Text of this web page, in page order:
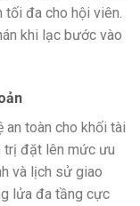
tối đa cho hội viên.
khi lạc bước vào
an toàn cho khối tài
trị đặt lên mức ưu
và lịch sử giao
lửa đa tầng cực